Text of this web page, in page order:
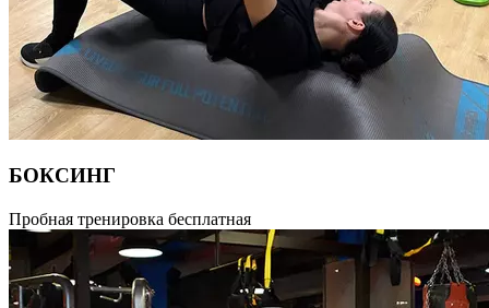
БОКСИНГ
Boxing (Бокс) — тренировка, направленная на освоение
и совершенствование техники бокса, развитие координации,
гибкости, выносливости и скоростно-силовых возможностей.
Рекомендована для всех уровней подготовленности.
Продолжительность класса 55 мин.
Пробная тренировка бесплатная